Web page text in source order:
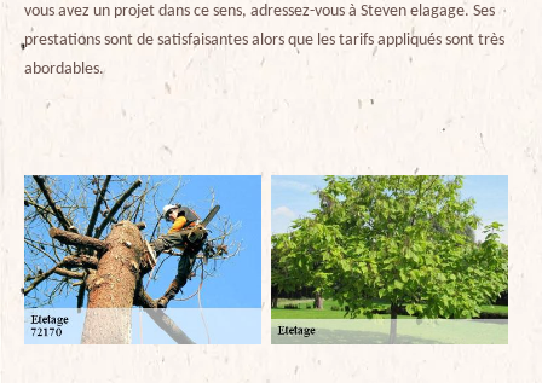
vous avez un projet dans ce sens, adressez-vous à Steven elagage. Ses
prestations sont de satisfaisantes alors que les tarifs appliqués sont très
abordables.